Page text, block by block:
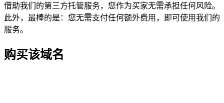
借助我们的第三方托管服务，您作为买家无需承担任何风险。
此外，最棒的是：您无需支付任何额外费用，即可使用我们的
服务。
购买该域名